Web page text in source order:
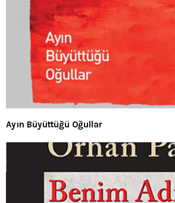
Ayın Büyüttüğü Oğullar